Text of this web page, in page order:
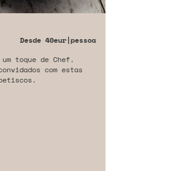
Desde 40eur|pessoa
toque de Chef.
com estas